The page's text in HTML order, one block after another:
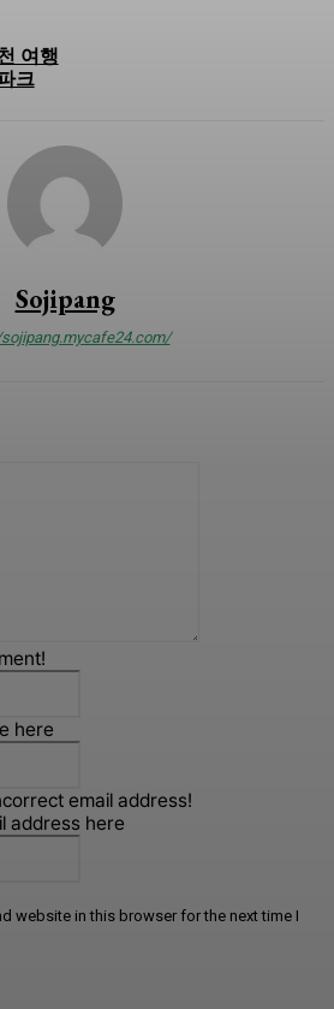
여행
크
Sojipang
here
email address!
address here
website in this browser for the next time I